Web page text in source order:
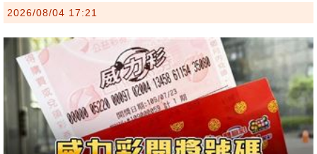
2026/08/04 17:21